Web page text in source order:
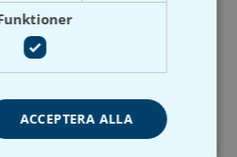
Silhouet takdusch 150cc
Visa produkt
ACCEPTERA ALLA